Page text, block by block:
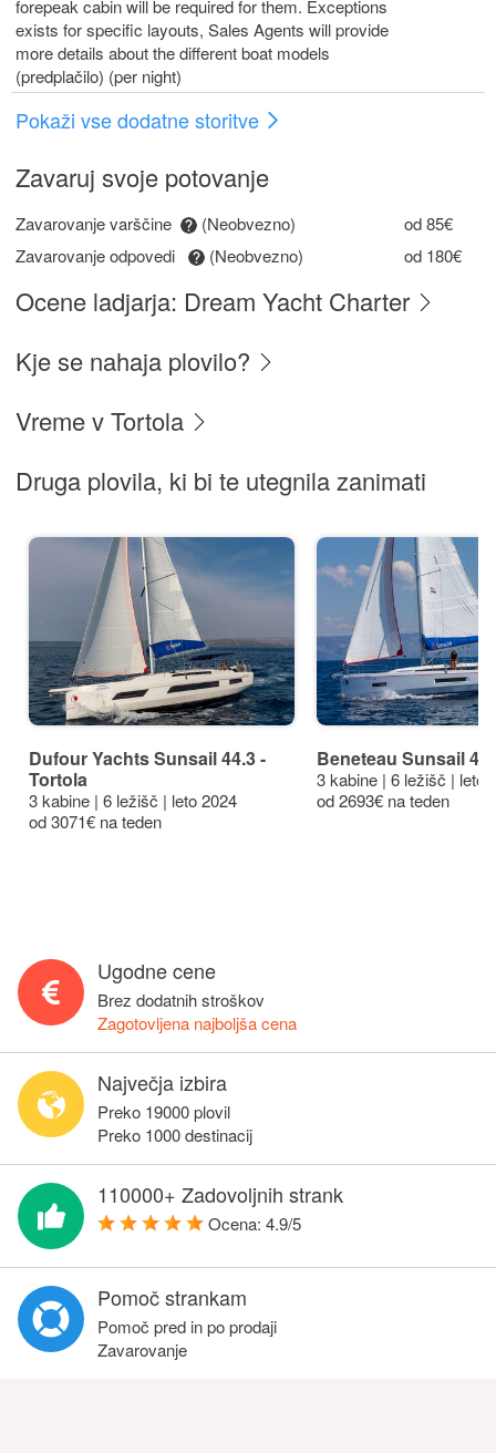
forepeak cabin will be required for them. Exceptions
exists for specific layouts, Sales Agents will provide
more details about the different boat models
(predplačilo) (per night)
Pokaži vse dodatne storitve
Zavaruj svoje potovanje
Zavarovanje varščine (Neobvezno)
od 85€
Zavarovanje odpovedi
(Neobvezno) od 180€
Ocene ladjarja: Dream Yacht Charter
Kje se nahaja plovilo?
Vreme v Tortola
Druga plovila, ki bi te utegnila zanimati
Dufour Yachts Sunsail 44.3 -
Tortola
3 kabine | 6 ležišč | leto 2024
od 3071€ na teden
Beneteau Sunsail 42
3 kabine | 6 ležišč | leto
od 2693€ na teden
Ugodne cene
Brez dodatnih stroškov
Zagotovljena najboljša cena
Največja izbira
Preko 19000 plovil
Preko 1000 destinacij
110000+ Zadovoljnih strank
Ocena: 4.9/5
Pomoč strankam
Pomoč pred in po prodaji
Zavarovanje